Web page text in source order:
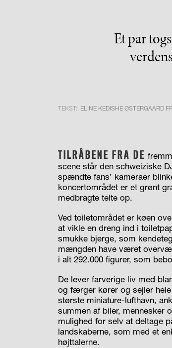
Et par
TEKST: ELINE KEDISHE ØSTERGAARD
TILRÅBENE FRA DE
scene står den schweiziske
spændte fans’ kameraer
koncertområdet er et grønt
medbragte telte op.
Ved toiletområdet er køen
at vikle en dreng ind i
smukke bjerge, som
mængden have været
i alt 292.000 figurer, som
De lever farverige liv med
og færger kører og sejler hele
største miniature-lufthavn,
summen af biler, mennesker
mulighed for selv at deltage
landskaberne, som med et
højttalerne.